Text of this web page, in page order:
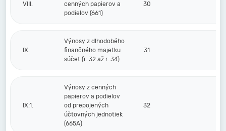
VIII.
cenných papierov a
podielov (661)
30
IX.
Výnosy z dlhodobého
finančného majetku
súčet (r. 32 až r. 34)
31
IX.1.
Výnosy z cenných
papierov a podielov
od prepojených
účtovných jednotiek
(665A)
32